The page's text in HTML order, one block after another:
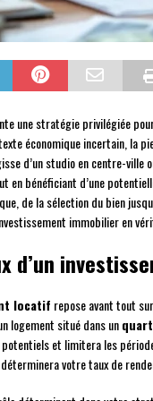
une stratégie privilégiée
économique incertain, la
d’un studio en centre-
en bénéficiant d’une
de la sélection du bien
immobilier en
d’un
locatif repose avant tout
logement situé dans un
et limitera les
votre taux de